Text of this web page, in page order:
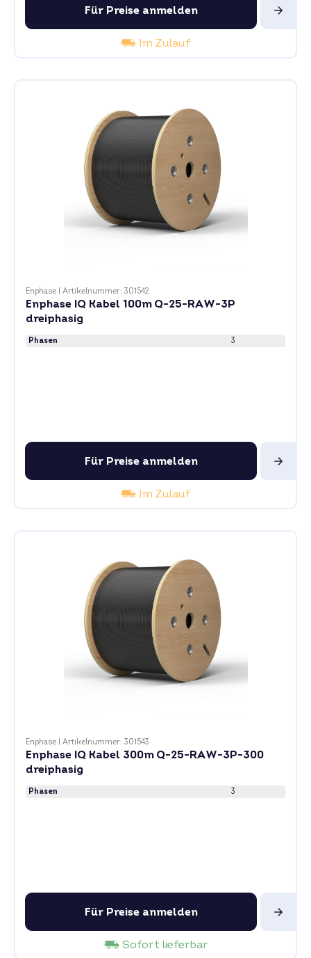
Für Preise anmelden
Im Zulauf
Enphase Artikelnummer: 301542
Enphase IQ Kabel 100m Q-25-RAW-3P
dreiphasig
Phasen 3
Für Preise anmelden
Im Zulauf
Enphase Artikelnummer: 301543
Enphase IQ Kabel 300m Q-25-RAW-3P-300
dreiphasig
Phasen 3
Für Preise anmelden
Sofort lieferbar